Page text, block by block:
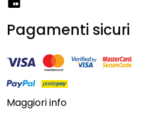
Pagamenti sicuri
Maggiori info